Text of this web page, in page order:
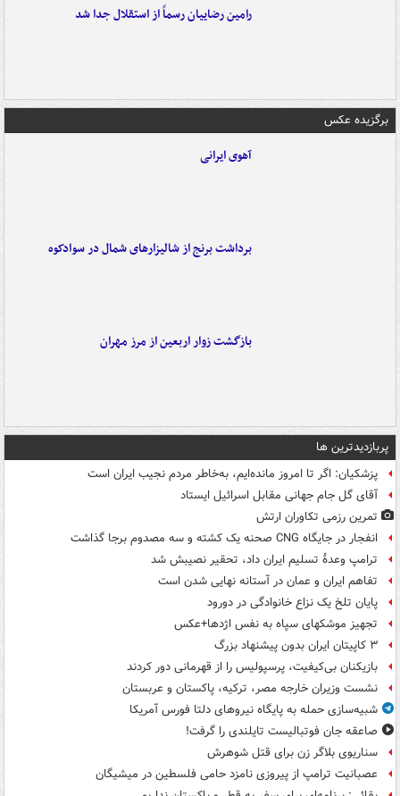
رامین رضاییان رسماً از استقلال جدا شد
برگزیده عکس
آهوی ایرانی
برداشت برنج از شالیزارهای شمال در سوادکوه
بازگشت زوار اربعین از مرز مهران
پربازدیدترین ها
پزشکیان: اگر تا امروز مانده‌ایم، به‌خاطر مردم نجیب ایران است
آقای گل جام جهانی مقابل اسرائیل ایستاد
تمرین رزمی تکاوران ارتش
انفجار در جایگاه CNG صحنه یک کشته و سه مصدوم برجا گذاشت
ترامپ وعدۀ تسلیم ایران داد، تحقیر نصیبش شد
تفاهم ایران و عمان در آستانه نهایی شدن است
پایان تلخ یک نزاع خانوادگی در دورود
تجهیز موشکهای سپاه به نفس اژدها+عکس
۳ کاپیتان ایران بدون پیشنهاد بزرگ
بازیکنان بی‌کیفیت، پرسپولیس را از قهرمانی دور کردند
نشست وزیران خارجه مصر، ترکیه، پاکستان و عربستان
شبیه‌سازی حمله به پایگاه نیروهای دلتا فورس آمریکا
صاعقه جان فوتبالیست تایلندی را گرفت!
سناریوی بلاگر زن برای قتل شوهرش
عصبانیت ترامپ از پیروزی نامزد حامی فلسطین در میشیگان